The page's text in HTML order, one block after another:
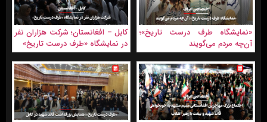
«نمایشگاه طرف درست تاریخ»؛
آن‌چه مردم می‌گویند
کابل – افغانستان؛ شرکت هزاران نفر
در نمایشگاه «طرف درست تاریخ»